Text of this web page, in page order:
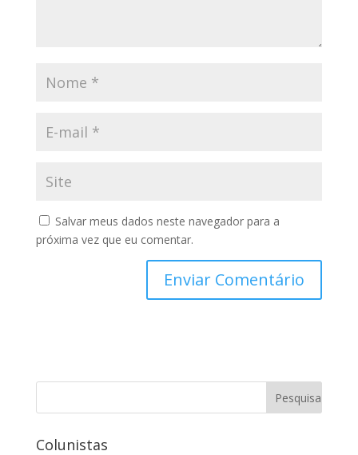
Salvar meus dados neste navegador para a
próxima vez que eu comentar.
Colunistas